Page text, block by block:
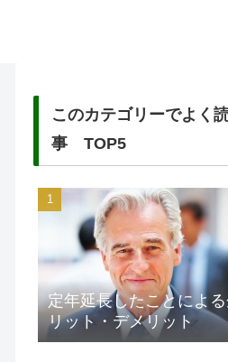
このカテゴリーでよく
事 TOP5
定年延長したことによ
リット・デメリット